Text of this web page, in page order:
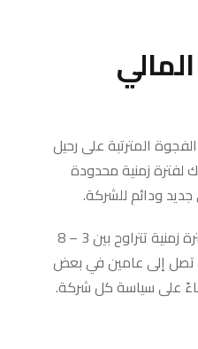
المترتبة على رحيل
لفترة زمنية محدودة
جديد ودائم للشركة.
وعادة ما تمتدّ هذه المدة لفترة زمنية تتراوح بين 3 – 8
تصل إلى عامين في بعض
على سياسة كل شركة.